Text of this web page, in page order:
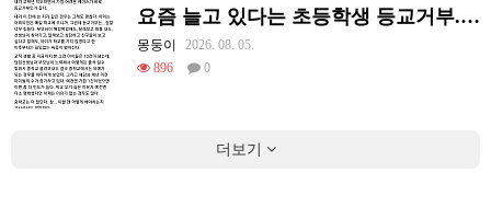
요즘 늘고 있다는 초등학생 등교거부.jpg
몽둥이
2026. 08. 05.
896
0
더보기